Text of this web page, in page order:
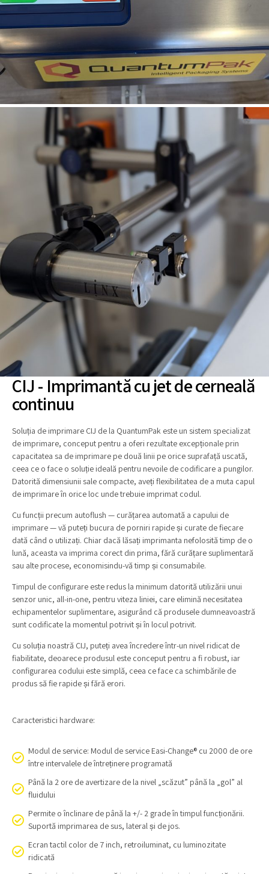
CIJ - Imprimantă cu jet de cerneală
continuu
Soluția de imprimare CIJ de la QuantumPak este un sistem specializat
de imprimare, conceput pentru a oferi rezultate excepționale prin
capacitatea sa de imprimare pe două linii pe orice suprafață uscată,
ceea ce o face o soluție ideală pentru nevoile de codificare a pungilor.
Datorită dimensiunii sale compacte, aveți flexibilitatea de a muta capul
de imprimare în orice loc unde trebuie imprimat codul.
Cu funcții precum autoflush — curățarea automată a capului de
imprimare — vă puteți bucura de porniri rapide și curate de fiecare
dată când o utilizați. Chiar dacă lăsați imprimanta nefolosită timp de o
lună, aceasta va imprima corect din prima, fără curățare suplimentară
sau alte procese, economisindu-vă timp și consumabile.
Timpul de configurare este redus la minimum datorită utilizării unui
senzor unic, all-in-one, pentru viteza liniei, care elimină necesitatea
echipamentelor suplimentare, asigurând că produsele dumneavoastră
sunt codificate la momentul potrivit și în locul potrivit.
Cu soluția noastră CIJ, puteți avea încredere într-un nivel ridicat de
fiabilitate, deoarece produsul este conceput pentru a fi robust, iar
configurarea codului este simplă, ceea ce face ca schimbările de
produs să fie rapide și fără erori.
Caracteristici hardware:
Modul de service: Modul de service Easi-Change® cu 2000 de ore
între intervalele de întreținere programată
Până la 2 ore de avertizare de la nivel „scăzut” până la „gol” al
fluidului
Permite o înclinare de până la +/- 2 grade în timpul funcționării.
Suportă imprimarea de sus, lateral și de jos.
Ecran tactil color de 7 inch, retroiluminat, cu luminozitate
ridicată